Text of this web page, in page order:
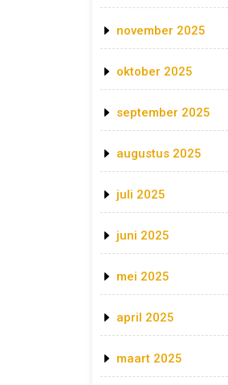
november 2025
oktober 2025
september 2025
augustus 2025
juli 2025
juni 2025
mei 2025
april 2025
maart 2025